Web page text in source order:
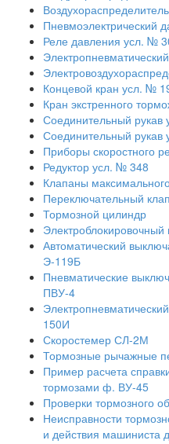
Пневмоэлектрический
Реле давления усл. №
Концевой кран усл. №
Кран экстренного
Соединительный рукав
Соединительный
Приборы скоростного
Редуктор усл. № 348
Клапаны
Переключательный
Тормозной цилиндр
Автоматический
Э-119Б
Пневматические
ПВУ-4
150И
Скоростемер СЛ-2М
Тормозные рычажные
Пример расчета
тормозами ф. ВУ-45
Проверки тормозного
Неисправности
и действия машиниста